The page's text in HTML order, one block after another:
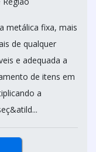
metálica fixa, mais
de qualquer
e adequada a
de itens em
a